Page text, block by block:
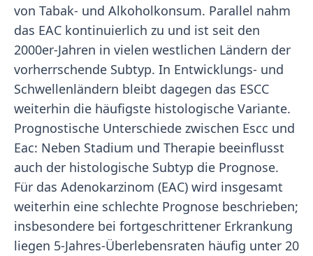
von Tabak- und Alkoholkonsum. Parallel nahm
das EAC kontinuierlich zu und ist seit den
2000er-Jahren in vielen westlichen Ländern der
vorherrschende Subtyp. In Entwicklungs- und
Schwellenländern bleibt dagegen das ESCC
weiterhin die häufigste histologische Variante.
Prognostische Unterschiede zwischen Escc und
Eac: Neben Stadium und Therapie beeinflusst
auch der histologische Subtyp die Prognose.
Für das Adenokarzinom (EAC) wird insgesamt
weiterhin eine schlechte Prognose beschrieben;
insbesondere bei fortgeschrittener Erkrankung
liegen 5-Jahres-Überlebensraten häufig unter 20